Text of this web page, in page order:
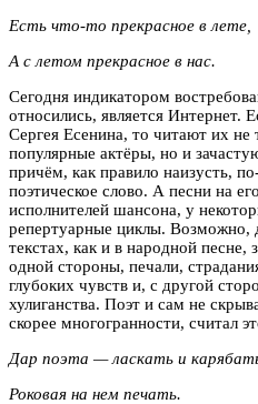
Есть что-то прекрасное в лете,
А с летом прекрасное в нас.
Сегодня индикатором
относились, является Интернет.
Сергея Есенина, то читают их не
популярные актёры, но и
причём, как правило наизусть,
поэтическое слово. А песни на
исполнителей шансона, у
репертуарные циклы. Возможно,
текстах, как и в народной песне,
одной стороны, печали,
глубоких чувств и, с другой
хулиганства. Поэт и сам не
скорее многогранности, считал
Дар поэта — ласкать и
Роковая на нем печать.